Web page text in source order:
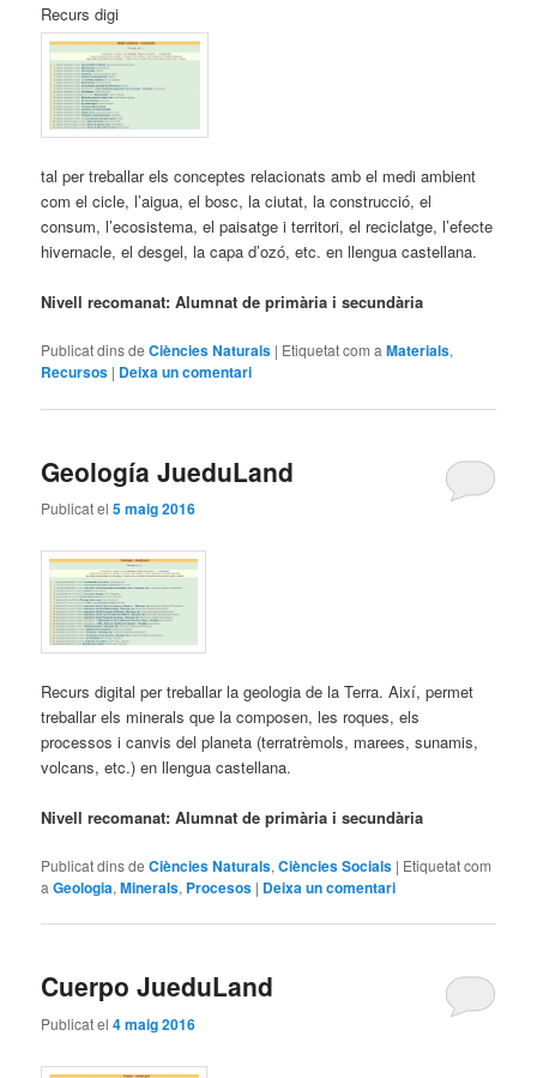
Recurs digi
tal per treballar els conceptes relacionats amb el medi ambient
com el cicle, l’aigua, el bosc, la ciutat, la construcció, el
consum, l’ecosistema, el paisatge i territori, el reciclatge, l’efecte
hivernacle, el desgel, la capa d’ozó, etc. en llengua castellana.
Nivell recomanat: Alumnat de primària i secundària
Publicat dins de Ciències Naturals | Etiquetat com aMaterials,
Recursos | Deixa un comentari
Geología JueduLand
Publicat el5 maig 2016
Recurs digital per treballar la geologia de la Terra. Així, permet
treballar els minerals que la composen, les roques, els
processos i canvis del planeta (terratrèmols, marees, sunamis,
volcans, etc.) en llengua castellana.
Nivell recomanat: Alumnat de primària i secundària
Publicat dins de Ciències Naturals,Ciències Socials | Etiquetat com
a Geologia,Minerals, Procesos | Deixa un comentari
Cuerpo JueduLand
Publicat el4 maig 2016